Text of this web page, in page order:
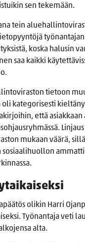
sen tekemään.
tein
koska halusin
saa kaikki
tietoon
oli kategorisesti
että asiakkaan
mukaan väärä,
sosiaalihuollon
olikin Harri
Työnantaja veti
alta.